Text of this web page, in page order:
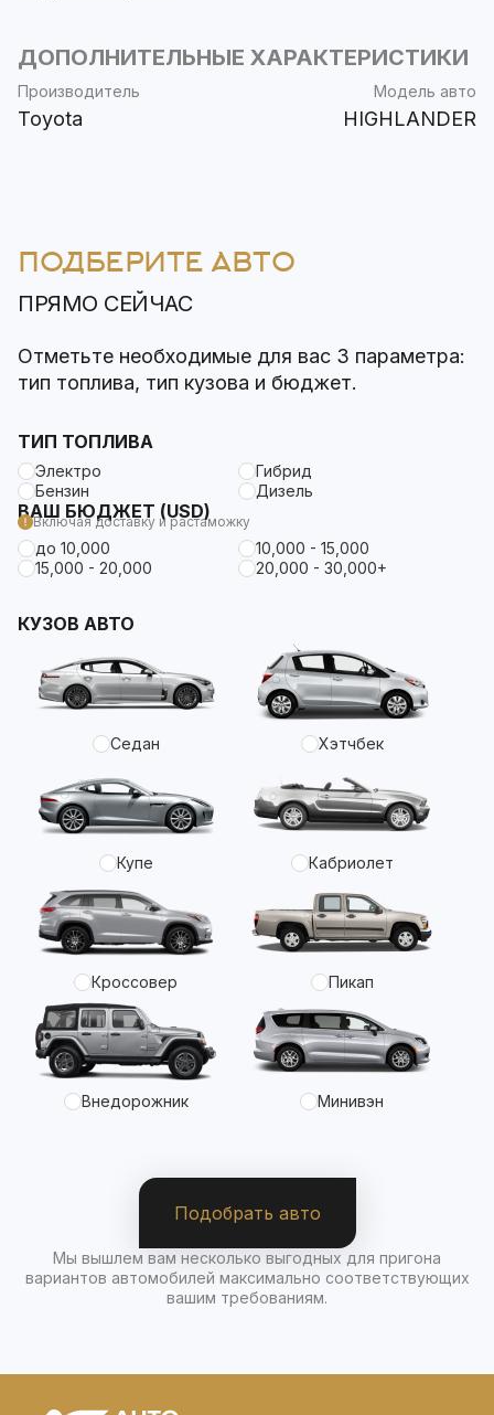
ДОПОЛНИТЕЛЬНЫЕ ХАРАКТЕРИСТИКИ
Производитель
Toyota
Модель авто
HIGHLANDER
ПОДБЕРИТЕ АВТО
ПРЯМО СЕЙЧАС
Отметьте необходимые для вас 3 параметра:
тип топлива, тип кузова и бюджет.
ТИП ТОПЛИВА
Электро
Гибрид
Бензин
Дизель
ВАШ БЮДЖЕТ (USD)
Включая доставку и растаможку
до 10,000
10,000 - 15,000
15,000 - 20,000
20,000 - 30,000+
КУЗОВ АВТО
Седан Хэтчбек
Купе Кабриолет
Кроссовер Пикап
Внедорожник Минивэн
Подобрать авто
Мы вышлем вам несколько выгодных для пригона
вариантов автомобилей максимально соответствующих
вашим требованиям.